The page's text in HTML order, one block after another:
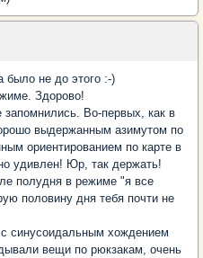
было не до этого :-)
Здорово!
Во-первых, как в
выдержанным азимутом по
ориентированием по карте в
удивлен! Юр, так держать!
полудня в режиме "я все
половину дня тебя почти не
синусоидальным хождением
вещи по рюкзакам, очень